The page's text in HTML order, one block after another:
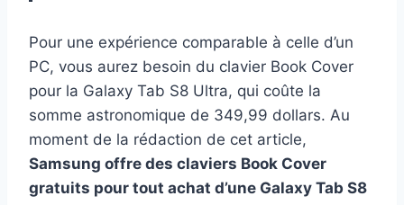
Pour une expérience comparable à celle d’un
PC, vous aurez besoin du clavier Book Cover
pour la Galaxy Tab S8 Ultra, qui coûte la
somme astronomique de 349,99 dollars. Au
moment de la rédaction de cet article,
Samsung offre des claviers Book Cover
gratuits pour tout achat d’une Galaxy Tab S8